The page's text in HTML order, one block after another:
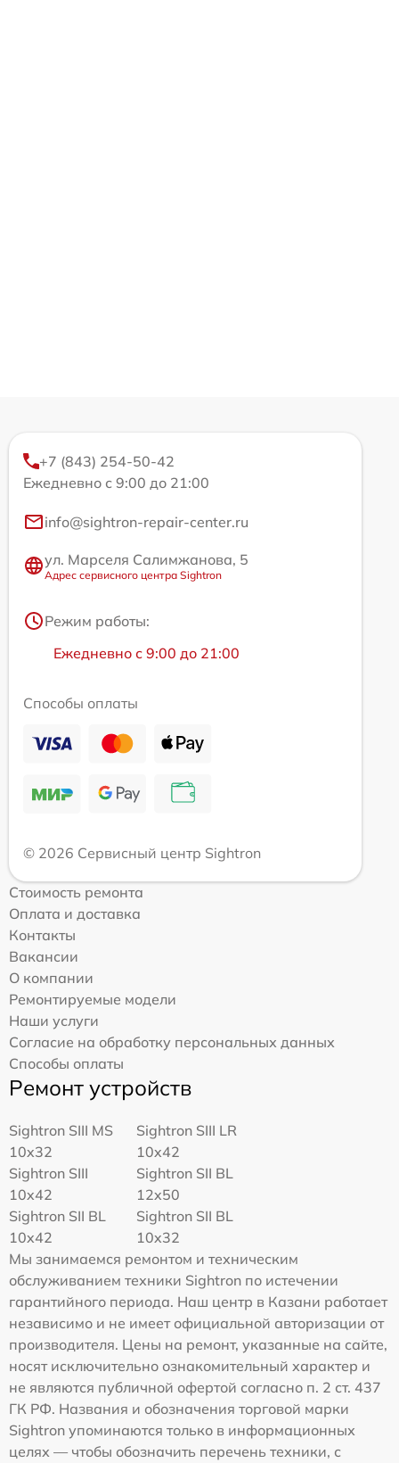
+7 (843) 254-50-42
Ежедневно с 9:00 до 21:00
info@sightron-repair-center.ru
ул. Марселя Салимжанова, 5
Адрес сервисного центра Sightron
Режим работы:
Ежедневно с 9:00 до 21:00
Способы оплаты
© 2026 Сервисный центр Sightron
Стоимость ремонта
Оплата и доставка
Контакты
Вакансии
О компании
Ремонтируемые модели
Наши услуги
Согласие на обработку персональных данных
Способы оплаты
Ремонт устройств
Sightron SIII MS
10x32
Sightron SIII LR
10x42
Sightron SIII
10x42
Sightron SII BL
12x50
Sightron SII BL
10x42
Sightron SII BL
10x32
Мы занимаемся ремонтом и техническим
обслуживанием техники Sightron по истечении
гарантийного периода. Наш центр в Казани работает
независимо и не имеет официальной авторизации от
производителя. Цены на ремонт, указанные на сайте,
носят исключительно ознакомительный характер и
не являются публичной офертой согласно п. 2 ст. 437
ГК РФ. Названия и обозначения торговой марки
Sightron упоминаются только в информационных
целях — чтобы обозначить перечень техники, с